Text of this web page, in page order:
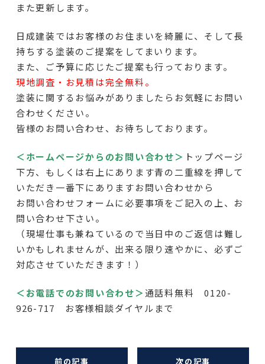
また更新します。
日成建装ではお客様のお住まいを綺麗に、そして長
持ちする塗装のご提案をしてまいります。
また、ご予算に応じたご提案も行っております。
現地調査・お見積は完全無料。
塗装に関するお悩みがありましたらお気軽にお問い
合わせください。
皆様のお問い合わせ、お待ちしております。
＜ホームページからのお問い合わせ＞ トップページ
下方、もしくは右上にあります青の二重線を押して
いただき一番下にありますお問い合わせから
お問い合わせフォームに必要事項をご記入の上、お
問い合わせ下さい。
（現場仕事も兼ねているので当日中のご返信は難し
いかもしれませんが、出来る限り速やかに、必ずご
対応させていただきます！）
＜お電話でのお問い合わせ＞通話料無料 0120-
926-717 お客様相談ダイヤルまで
前の記事 次の記事